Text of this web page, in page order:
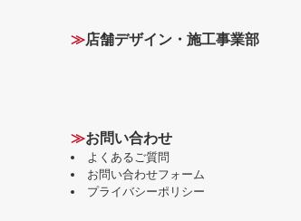
≫店舗デザイン・施工事業部
≫お問い合わせ
よくあるご質問
お問い合わせフォーム
プライバシーポリシー